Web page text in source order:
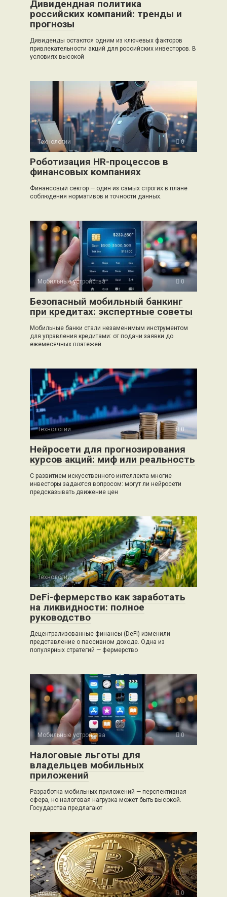
Дивидендная политика
российских компаний: тренды и
прогнозы
Дивиденды остаются одним из ключевых факторов
привлекательности акций для российских инвесторов. В
условиях высокой
Технологии 0
Роботизация HR-процессов в
финансовых компаниях
Финансовый сектор — один из самых строгих в плане
соблюдения нормативов и точности данных.
Мобильные устройства 0
Безопасный мобильный банкинг
при кредитах: экспертные советы
Мобильные банки стали незаменимым инструментом
для управления кредитами: от подачи заявки до
ежемесячных платежей.
Технологии 0
Нейросети для прогнозирования
курсов акций: миф или реальность
С развитием искусственного интеллекта многие
инвесторы задаются вопросом: могут ли нейросети
предсказывать движение цен
Технологии 0
DeFi-фермерство как заработать
на ликвидности: полное
руководство
Децентрализованные финансы (DeFi) изменили
представление о пассивном доходе. Одна из
популярных стратегий — фермерство
Мобильные устройства 0
Налоговые льготы для
владельцев мобильных
приложений
Разработка мобильных приложений — перспективная
сфера, но налоговая нагрузка может быть высокой.
Государства предлагают
Новости 0